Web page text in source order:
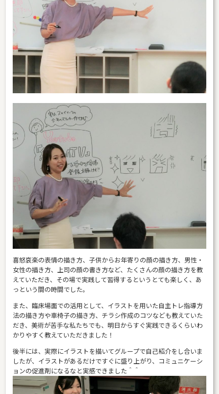
喜怒哀楽の表情の描き方、子供からお年寄りの顔の描き方、男性・
女性の描き方、上司の顔の書き方など、たくさんの顔の描き方を教
えていただき、その場で実践して習得するというとても楽しく、あ
っという間の時間でした。
また、臨床場面での活用として、イラストを用いた自主トレ指導方
法の描き方や車椅子の描き方、チラシ作成のコツなども教えていた
だき、美術が苦手な私たちでも、明日からすぐ実践できるくらいわ
かりやすく教えていただきました！
後半には、実際にイラストを描いてグループで自己紹介をし合いま
したが、イラストがあるだけですぐに盛り上がり、コミュニケーシ
ョンの促進剤になるなと実感できました＾＾